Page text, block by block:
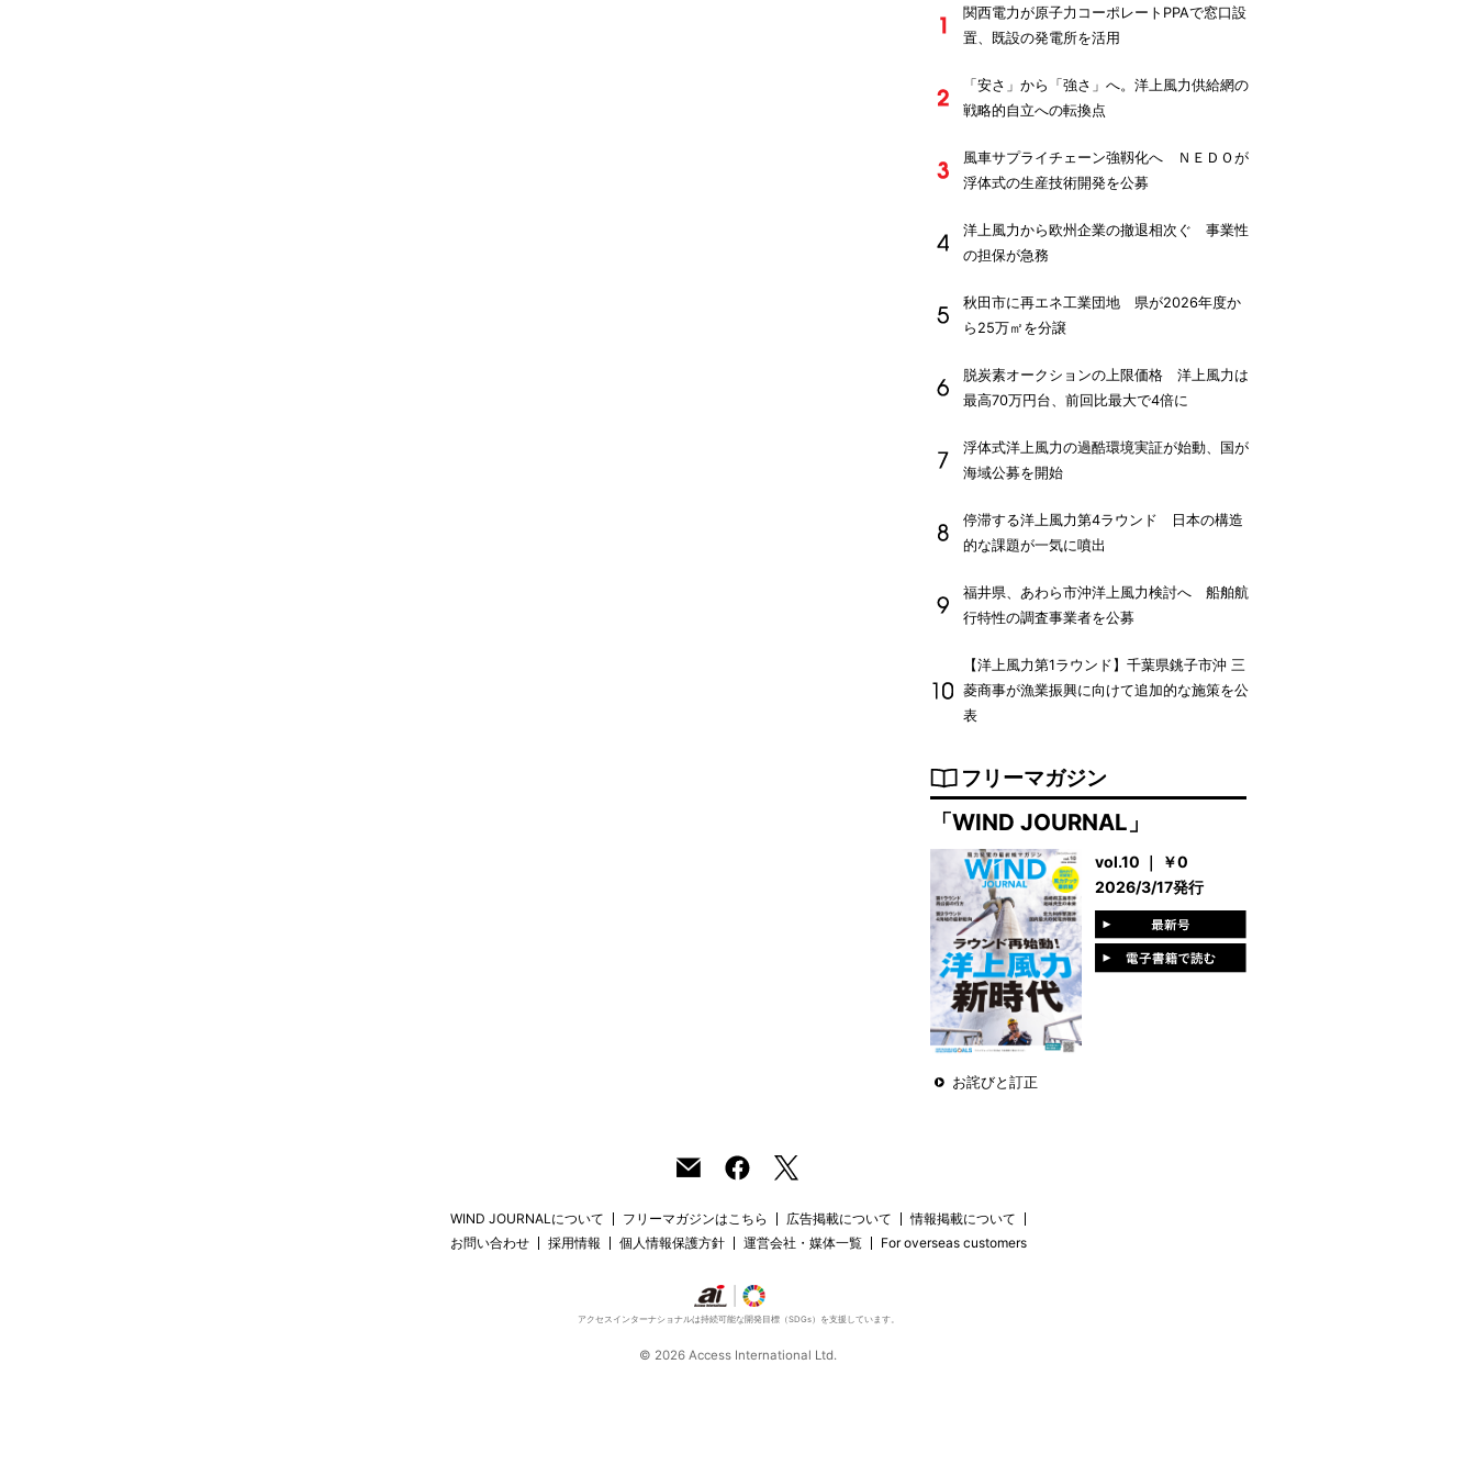
関西電力が原子力コーポレートPPAで窓口設
置、既設の発電所を活用
「安さ」から「強さ」へ。洋上風力供給網の
戦略的自立への転換点
風車サプライチェーン強靱化へ ＮＥＤＯが
浮体式の生産技術開発を公募
洋上風力から欧州企業の撤退相次ぐ 事業性
の担保が急務
秋田市に再エネ工業団地 県が2026年度か
ら25万㎡を分譲
脱炭素オークションの上限価格 洋上風力は
最高70万円台、前回比最大で4倍に
浮体式洋上風力の過酷環境実証が始動、国が
海域公募を開始
停滞する洋上風力第4ラウンド 日本の構造
的な課題が一気に噴出
福井県、あわら市沖洋上風力検討へ 船舶航
行特性の調査事業者を公募
【洋上風力第1ラウンド】千葉県銚子市沖 三
菱商事が漁業振興に向けて追加的な施策を公
表
フリーマガジン
「WIND JOURNAL」
vol.10 ｜ ￥0
2026/3/17発行
お詫びと訂正
WIND JOURNALについて フリーマガジンはこちら 広告掲載について
情報掲載について
お問い合わせ
採用情報 個人情報保護方針 運営会社・媒体一覧 For overseas customers
アクセスインターナショナルは持続可能な開発目標（SDGs）を支援しています。
© 2026 Access International Ltd.